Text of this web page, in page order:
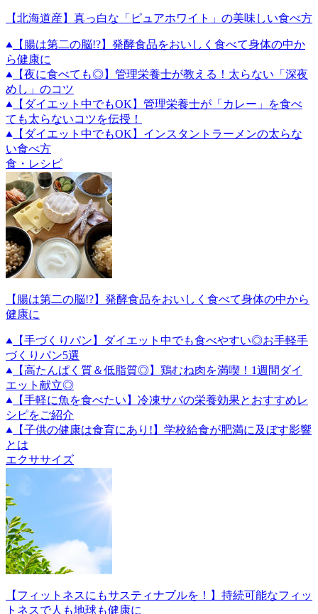
【北海道産】真っ白な「ピュアホワイト」の美味しい食べ方
【腸は第二の脳!?】発酵食品をおいしく食べて身体の中か
ら健康に
【夜に食べても◎】管理栄養士が教える！太らない「深夜
めし」のコツ
【ダイエット中でもOK】管理栄養士が「カレー」を食べ
ても太らないコツを伝授！
【ダイエット中でもOK】インスタントラーメンの太らな
い食べ方
食・レシピ
【腸は第二の脳!?】発酵食品をおいしく食べて身体の中から
健康に
【手づくりパン】ダイエット中でも食べやすい◎お手軽手
づくりパン5選
【高たんぱく質＆低脂質◎】鶏むね肉を満喫！1週間ダイ
エット献立◎
【手軽に魚を食べたい】冷凍サバの栄養効果とおすすめレ
シピをご紹介
【子供の健康は食育にあり!】学校給食が肥満に及ぼす影響
とは
エクササイズ
【フィットネスにもサスティナブルを！】持続可能なフィッ
トネスで人も地球も健康に